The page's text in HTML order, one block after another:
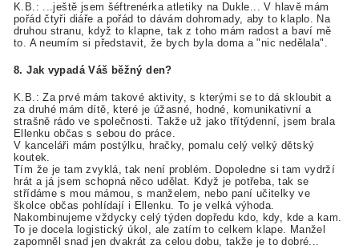
K.B.: ...ještě jsem šéftrenérka atletiky na Dukle... V hlavě mám
pořád čtyři diáře a pořád to dávám dohromady, aby to klaplo. Na
druhou stranu, když to klapne, tak z toho mám radost a baví mě
to. A neumím si představit, že bych byla doma a "nic nedělala".
8. Jak vypadá Váš běžný den?
K.B.: Za prvé mám takové aktivity, s kterými se to dá skloubit a
za druhé mám dítě, které je úžasné, hodné, komunikativní a
strašně rádo ve společnosti. Takže už jako třítýdenní, jsem brala
Ellenku občas s sebou do práce.
V kanceláři mám postýlku, hračky, pomalu celý velký dětský
koutek.
Tím že je tam zvyklá, tak není problém. Dopoledne si tam vydrží
hrát a já jsem schopná něco udělat. Když je potřeba, tak se
střídáme s mou mámou, s manželem, nebo paní učitelky ve
školce občas pohlídají i Ellenku. To je velká výhoda.
Nakombinujeme vždycky celý týden dopředu kdo, kdy, kde a kam.
To je docela logistický úkol, ale zatím to celkem klape. Manžel
zapomněl snad jen dvakrát za celou dobu, takže je to dobré...